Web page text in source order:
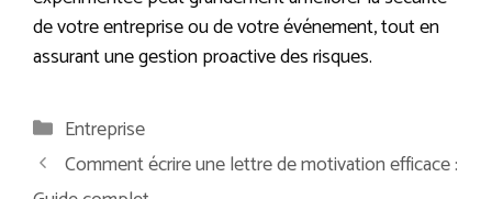
de votre entreprise ou de votre événement, tout en
assurant une gestion proactive des risques.
Catégories
Entreprise
Comment écrire une lettre de motivation efficace :